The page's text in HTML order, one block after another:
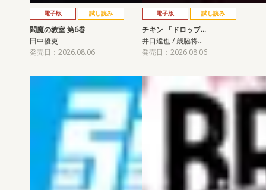
電子版 試し読み
閻魔の教室 第6巻
田中優吏
発売日：2026.08.06
電子版 試し読み
チキン 「ドロップ…
井口達也 / 歳脇将…
発売日：2026.08.06